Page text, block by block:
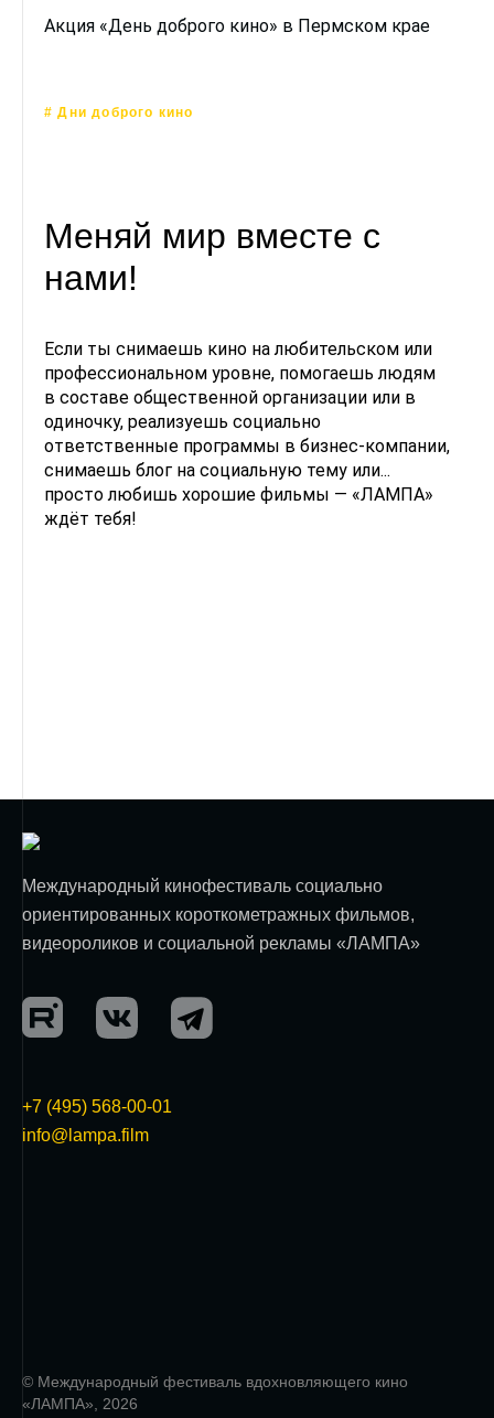
Акция «День доброго кино» в Пермском крае
# Дни доброго кино
Меняй мир вместе с
нами!
Если ты снимаешь кино на любительском или
профессиональном уровне, помогаешь людям
в составе общественной организации или в
одиночку, реализуешь социально
ответственные программы в бизнес-компании,
снимаешь блог на социальную тему или...
просто любишь хорошие фильмы — «ЛАМПА»
ждёт тебя!
Международный кинофестиваль социально
ориентированных короткометражных фильмов,
видеороликов и социальной рекламы «ЛАМПА»
+7 (495) 568-00-01
info@lampa.film
© Международный фестиваль вдохновляющего кино
«ЛАМПА», 2026